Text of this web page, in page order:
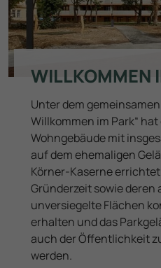
WILLKOMMEN
Unter dem gemeinsamen
Willkommen im Park“
Wohngebäude mit
auf dem ehemaligen
Körner-Kaserne
Gründerzeit sowie
unversiegelte Flächen
erhalten und das
auch der Öffentlichkeit
werden.
Weiterführende Informationen
Datenschutzinformation.